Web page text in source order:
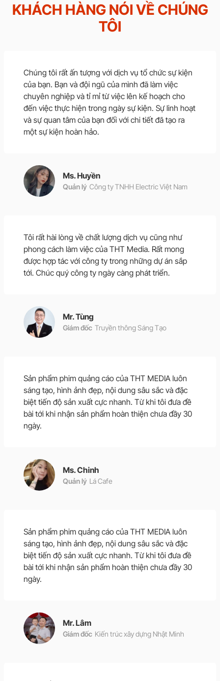
KHÁCH HÀNG NÓI VỀ CHÚNG
TÔI
Chúng tôi rất ấn tượng với dịch vụ tổ chức sự kiện
của bạn. Bạn và đội ngũ của mình đã làm việc
chuyên nghiệp và tỉ mỉ từ việc lên kế hoạch cho
đến việc thực hiện trong ngày sự kiện. Sự linh hoạt
và sự quan tâm của bạn đối với chi tiết đã tạo ra
một sự kiện hoàn hảo.
Ms. Huyền
Quản lý Công ty TNHH Electric Việt Nam
Tôi rất hài lòng về chất lượng dịch vụ cũng như
phong cách làm việc của THT Media. Rất mong
được hợp tác với công ty trong những dự án sắp
tới. Chúc quý công ty ngày càng phát triển.
Mr. Tùng
Giám đốc Truyền thông Sáng Tạo
Sản phẩm phim quảng cáo của THT MEDIA luôn
sáng tạo, hình ảnh đẹp, nội dung sâu sắc và đặc
biệt tiến độ sản xuất cực nhanh. Từ khi tôi đưa đề
bài tới khi nhận sản phẩm hoàn thiện chưa đầy 30
ngày.
Ms. Chinh
Quản lý Lá Cafe
Sản phẩm phim quảng cáo của THT MEDIA luôn
sáng tạo, hình ảnh đẹp, nội dung sâu sắc và đặc
biệt tiến độ sản xuất cực nhanh. Từ khi tôi đưa đề
bài tới khi nhận sản phẩm hoàn thiện chưa đầy 30
ngày.
Mr. Lâm
Giám đốc Kiến trúc xây dựng Nhật Minh